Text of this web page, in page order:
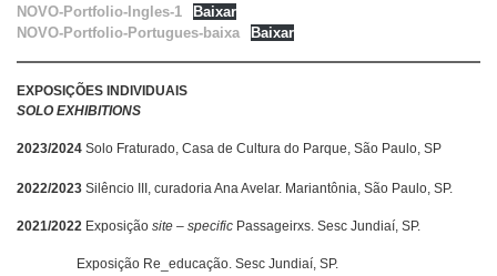
NOVO-Portfolio-Ingles-1
Baixar
NOVO-Portfolio-Portugues-baixa
Baixar
EXPOSIÇÕES INDIVIDUAIS
SOLO EXHIBITIONS
2023/2024 Solo Fraturado, Casa de Cultura do Parque, São Paulo, SP
2022/2023 Silêncio III, curadoria Ana Avelar. Mariantônia, São Paulo, SP.
2021/2022 Exposição site – specific Passageirxs. Sesc Jundiaí, SP.
Exposição Re_educação. Sesc Jundiaí, SP.